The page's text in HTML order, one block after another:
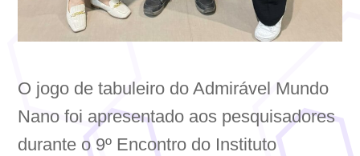
O jogo de tabuleiro do Admirável Mundo
Nano foi apresentado aos pesquisadores
durante o 9º Encontro do Instituto